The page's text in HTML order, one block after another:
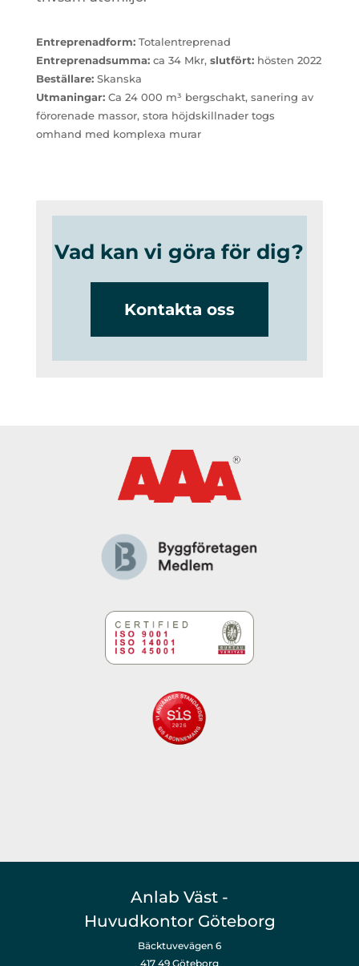
Entreprenadform:Totalentreprenad
Entreprenadsumma:ca 34 Mkr, slutfört:hösten 2022
Beställare:Skanska
Utmaningar:Ca 24 000 m³ bergschakt, sanering av
förorenade massor, stora höjdskillnader togs
omhand med komplexa murar
Vad kan vi göra för dig?
Kontakta oss
Anlab Väst -
Huvudkontor Göteborg
Bäcktuvevägen 6
417 49 Göteborg